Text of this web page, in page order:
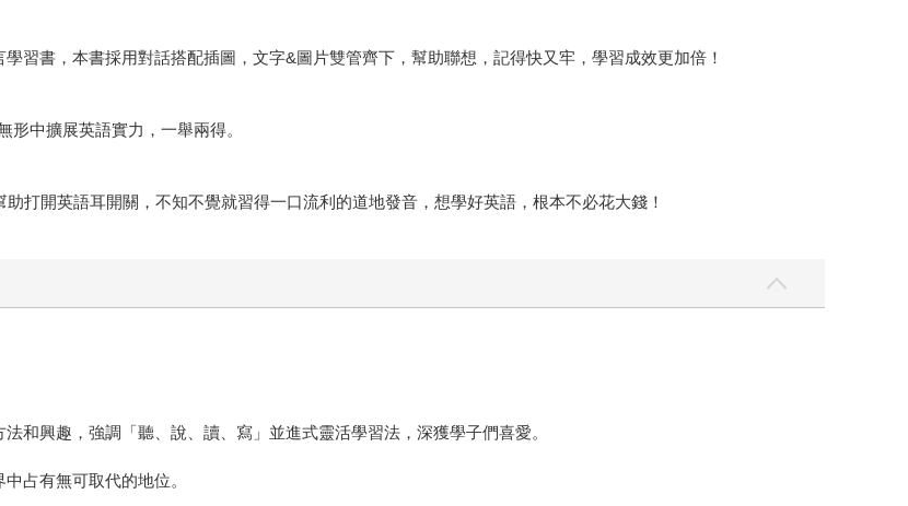
習書，本書採用對話搭配插圖，文字&圖片雙管齊下，幫助聯想，記得快又牢，學習成效更加倍！
中擴展英語實力，一舉兩得。
打開英語耳開關，不知不覺就習得一口流利的道地發音，想學好英語，根本不必花大錢！
和興趣，強調「聽、說、讀、寫」並進式靈活學習法，深獲學子們喜愛。
占有無可取代的地位。